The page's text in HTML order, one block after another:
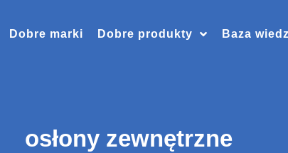
Dobre marki Dobre produkty Baza
osłony zewnętrzne